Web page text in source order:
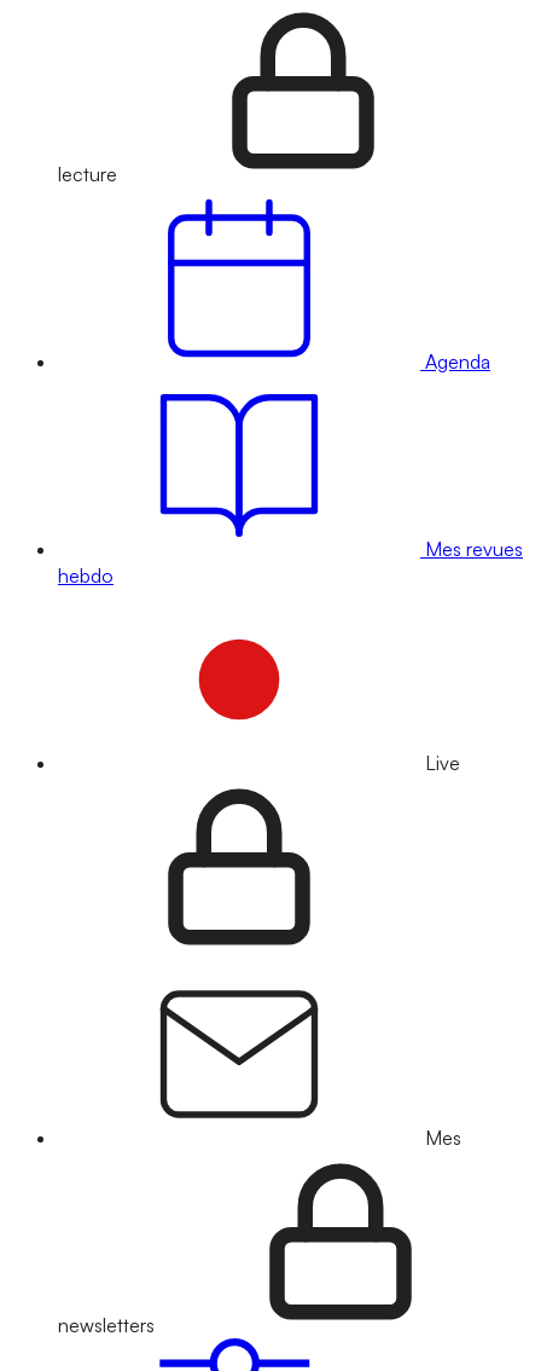
lecture
Agenda
Mes revues
hebdo
Live
Mes
newsletters